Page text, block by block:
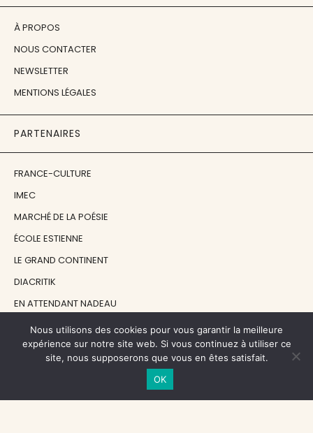
À PROPOS
NOUS CONTACTER
NEWSLETTER
MENTIONS LÉGALES
PARTENAIRES
FRANCE-CULTURE
IMEC
MARCHÉ DE LA POÉSIE
ÉCOLE ESTIENNE
LE GRAND CONTINENT
DIACRITIK
EN ATTENDANT NADEAU
NOS SOUTIENS
Nous utilisons des cookies pour vous garantir la meilleure
expérience sur notre site web. Si vous continuez à utiliser ce
site, nous supposerons que vous en êtes satisfait.
OK